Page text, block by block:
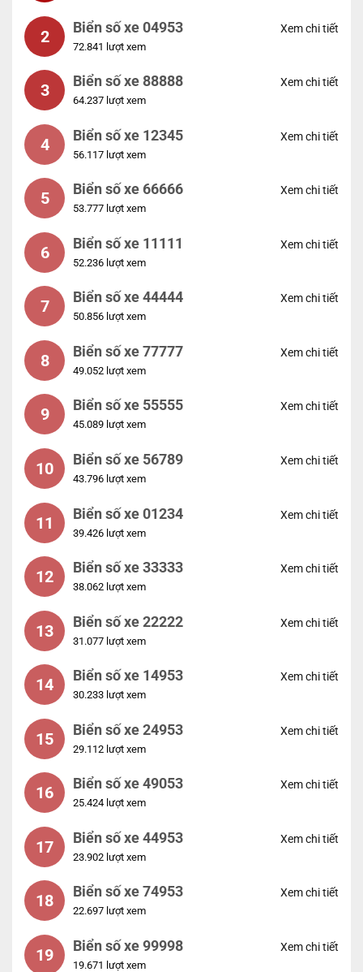
2 Biển số xe 04953
72.841 lượt xem
Xem chi tiết
3 Biển số xe 88888
64.237 lượt xem
Xem chi tiết
4 Biển số xe 12345
56.117 lượt xem
Xem chi tiết
5 Biển số xe 66666
53.777 lượt xem
Xem chi tiết
6 Biển số xe 11111
52.236 lượt xem
Xem chi tiết
7 Biển số xe 44444
50.856 lượt xem
Xem chi tiết
8 Biển số xe 77777
49.052 lượt xem
Xem chi tiết
9 Biển số xe 55555
45.089 lượt xem
Xem chi tiết
10 Biển số xe 56789
43.796 lượt xem
Xem chi tiết
11 Biển số xe 01234
39.426 lượt xem
Xem chi tiết
12 Biển số xe 33333
38.062 lượt xem
Xem chi tiết
13 Biển số xe 22222
31.077 lượt xem
Xem chi tiết
14 Biển số xe 14953
30.233 lượt xem
Xem chi tiết
15 Biển số xe 24953
29.112 lượt xem
Xem chi tiết
16 Biển số xe 49053
25.424 lượt xem
Xem chi tiết
17 Biển số xe 44953
23.902 lượt xem
Xem chi tiết
18 Biển số xe 74953
22.697 lượt xem
Xem chi tiết
19 Biển số xe 99998
19.671 lượt xem
Xem chi tiết